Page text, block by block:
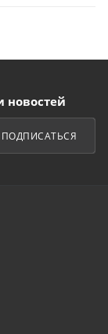
новостей
ПОДПИСАТЬСЯ